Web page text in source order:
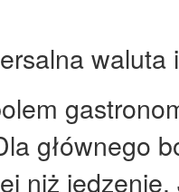
waluta
głównego
niż